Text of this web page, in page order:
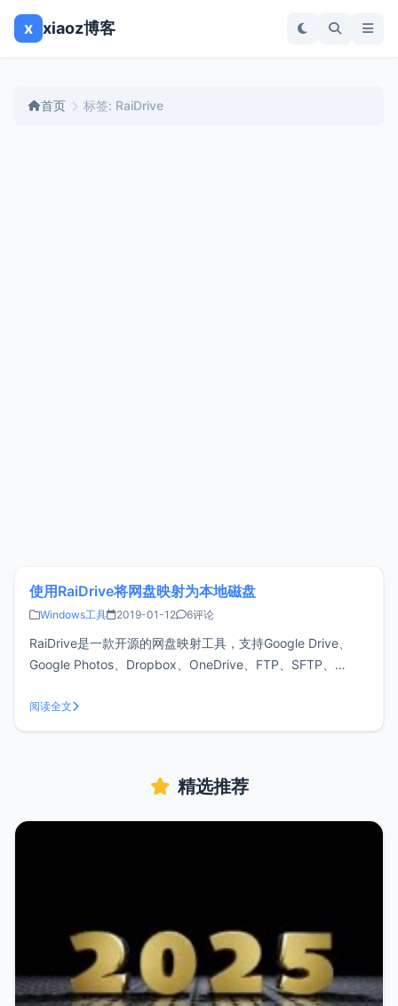
x xiaoz博客
首页 标签: RaiDrive
使用RaiDrive将网盘映射为本地磁盘
Windows工具 2019-01-12 6评论
RaiDrive是一款开源的网盘映射工具，支持Google Drive、
Google Photos、Dropbox、OneDrive、FTP、SFTP、
往官方https://www.raidrive.com/download/ 下载最新
阅读全文
精选推荐